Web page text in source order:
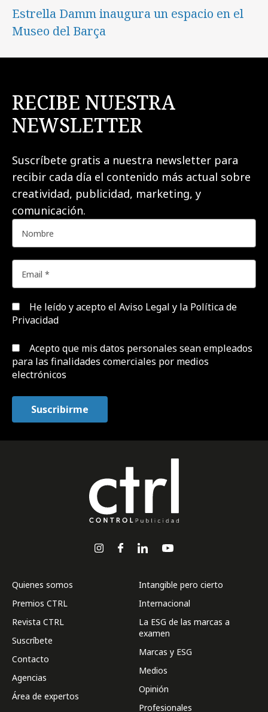
Estrella Damm inaugura un espacio en el
Museo del Barça
RECIBE NUESTRA
NEWSLETTER
Suscríbete gratis a nuestra newsletter para
recibir cada día el contenido más actual sobre
creatividad, publicidad, marketing, y
comunicación.
He leído y acepto el Aviso Legal y la Política de
Privacidad
Acepto que mis datos personales sean empleados
para las finalidades comerciales por medios
electrónicos
Quienes somos
Premios CTRL
Revista CTRL
Suscríbete
Contacto
Agencias
Área de expertos
Intangible pero cierto
Internacional
La ESG de las marcas a
examen
Marcas y ESG
Medios
Opinión
Profesionales